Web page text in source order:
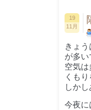
19
11月
きょ
が多い
空気
くも
しか
今夜に